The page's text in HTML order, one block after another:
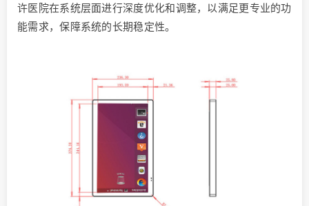
许医院在系统层面进行深度优化和调整，以满足更专业的功
能需求，保障系统的长期稳定性。